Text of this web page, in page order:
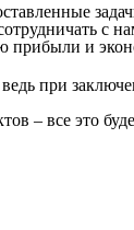
с
прибыли и
при
– все это